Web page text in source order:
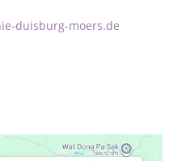
duisburg-moers.de